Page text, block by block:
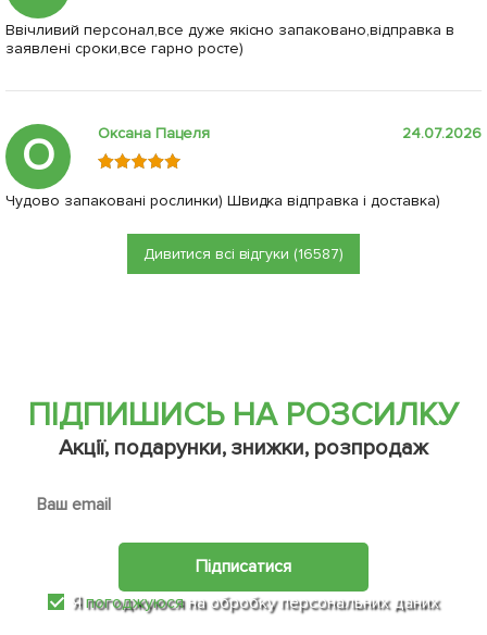
Ввічливий персонал,все дуже якісно запаковано,відправка в
заявлені сроки,все гарно росте)
О Оксана Пацеля 24.07.2026
Чудово запаковані рослинки) Швидка відправка і доставка)
Дивитися всі відгуки (16587)
ПІДПИШИСЬ НА РОЗСИЛКУ
Акції, подарунки, знижки, розпродаж
Підписатися
Япогоджуюся на обробку персональних даних